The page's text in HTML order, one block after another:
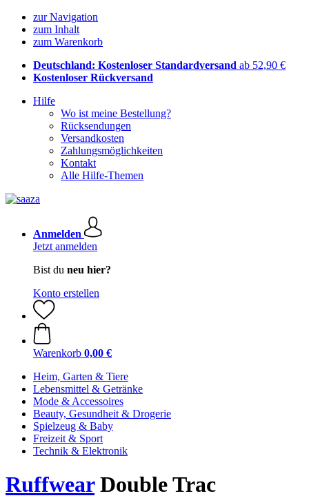
zur Navigation
zum Inhalt
zum Warenkorb
Deutschland: Kostenloser Standardversand ab 52,90 €
Kostenloser Rückversand
Hilfe
Wo ist meine Bestellung?
Rücksendungen
Versandkosten
Zahlungsmöglichkeiten
Kontakt
Alle Hilfe-Themen
Anmelden
Jetzt anmelden
Bist du neu hier?
Konto erstellen
Warenkorb 0,00 €
Heim, Garten & Tiere
Lebensmittel & Getränke
Mode & Accessoires
Beauty, Gesundheit & Drogerie
Spielzeug & Baby
Freizeit & Sport
Technik & Elektronik
RuffwearDouble Trac